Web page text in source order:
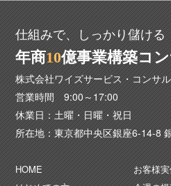
仕組みで、しっかり儲ける
年商10億事業構築コ
株式会社ワイズサービス・コンサ
営業時間 9:00～17:00
休業日：土曜・日曜・祝日
所在地：東京都中央区銀座6-14-8
HOME
お客様